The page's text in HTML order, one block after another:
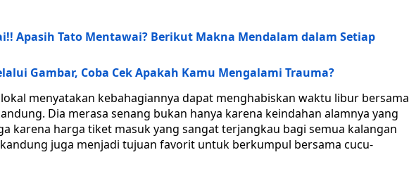
Apasih Tato Mentawai? Berikut Makna Mendalam dalam Setiap
Gambar, Coba Cek Apakah Kamu Mengalami Trauma?
menyatakan kebahagiannya dapat menghabiskan waktu libur bersama
Dia merasa senang bukan hanya karena keindahan alamnya yang
karena harga tiket masuk yang sangat terjangkau bagi semua kalangan
juga menjadi tujuan favorit untuk berkumpul bersama cucu-